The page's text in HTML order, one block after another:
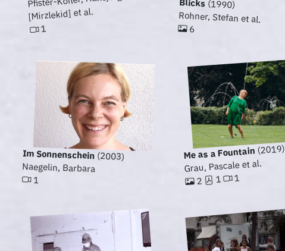
[Mirzlekid] et al.
1
Blicks (1990)
Rohner, Stefan et al.
6
Im Sonnenschein (2003)
Naegelin, Barbara
1
Me as a Fountain (2019)
Grau, Pascale et al.
2 1 1